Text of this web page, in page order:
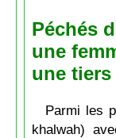
Péchés
une
une
Parmi les
khalwah)